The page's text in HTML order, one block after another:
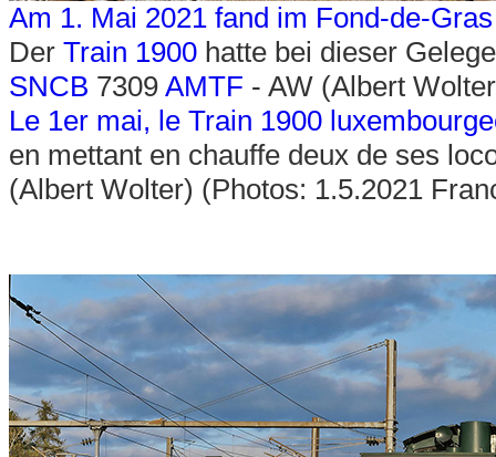
Am 1. Mai 2021 fand im Fond-de-
Der Train 1900 hatte bei dieser
SNCB 7309 AMTF - AW (Albert
Le 1er mai, le Train 1900
en mettant en chauffe deux de ses
(Albert Wolter) (Photos: 1.5.2021